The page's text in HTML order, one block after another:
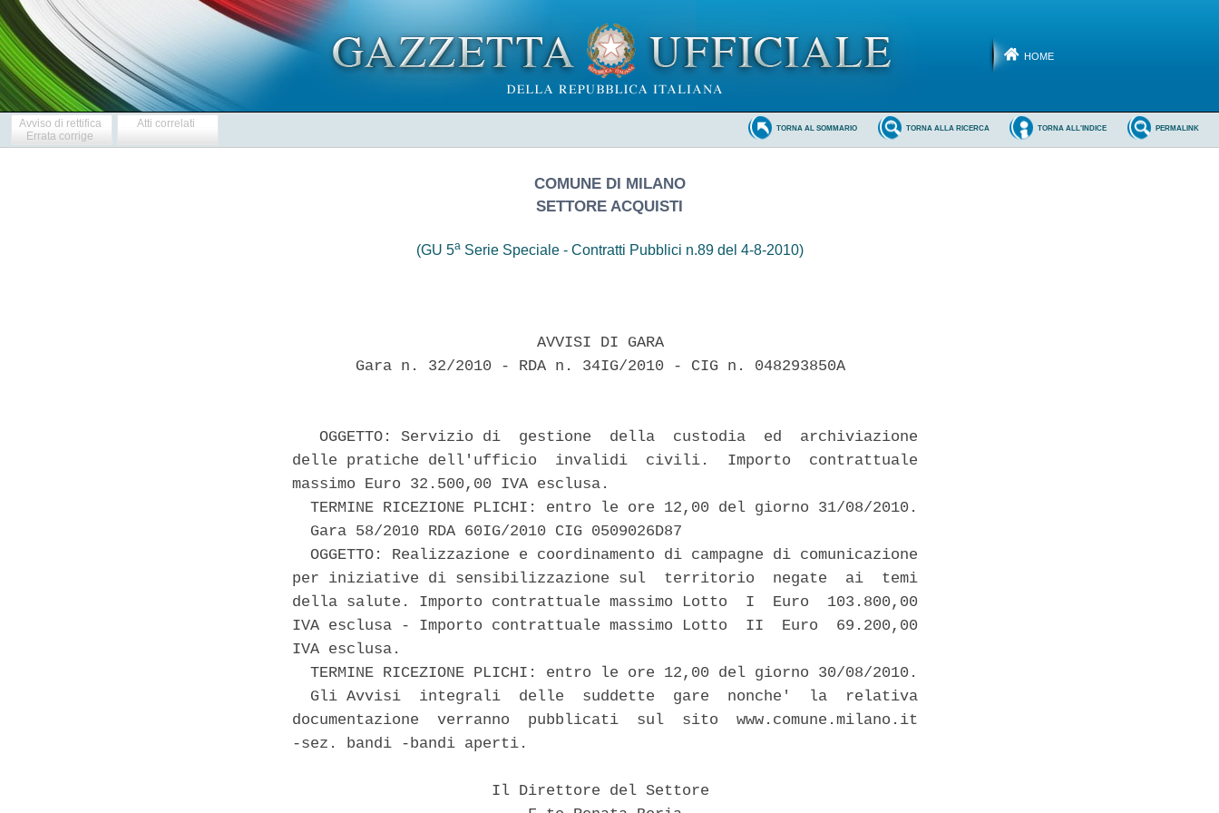
HOME
Avviso di rettifica
Errata corrige
Atti correlati PERMALINK
TORNA ALL'INDICE
TORNA ALLA RICERCA
TORNA AL SOMMARIO
COMUNE DI MILANO
SETTORE ACQUISTI
(GU 5aSerie Speciale - Contratti Pubblici n.89 del 4-8-2010)
                           AVVISI DI GARA
       Gara n. 32/2010 - RDA n. 34IG/2010 - CIG n. 048293850A
   OGGETTO: Servizio di  gestione  della  custodia  ed  archiviazione
delle pratiche dell'ufficio  invalidi  civili.  Importo  contrattuale
massimo Euro 32.500,00 IVA esclusa.
  TERMINE RICEZIONE PLICHI: entro le ore 12,00 del giorno 31/08/2010.
  Gara 58/2010 RDA 60IG/2010 CIG 0509026D87
  OGGETTO: Realizzazione e coordinamento di campagne di comunicazione
per iniziative di sensibilizzazione sul  territorio  negate  ai  temi
della salute. Importo contrattuale massimo Lotto  I  Euro  103.800,00
IVA esclusa - Importo contrattuale massimo Lotto  II  Euro  69.200,00
IVA esclusa.
  TERMINE RICEZIONE PLICHI: entro le ore 12,00 del giorno 30/08/2010.
  Gli Avvisi  integrali  delle  suddette  gare  nonche'  la  relativa
documentazione  verranno  pubblicati  sul  sito  www.comune.milano.it
-sez. bandi -bandi aperti.
                      Il Direttore del Settore